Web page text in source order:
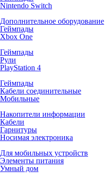
Nintendo Switch
Дополнительное оборудование
Геймпады
Xbox One
Геймпады
Рули
PlayStation 4
Геймпады
Кабели соединительные
Мобильные
Накопители информации
Кабели
Гарнитуры
Носимая электроника
Для мобильных устройств
Элементы питания
Умный дом